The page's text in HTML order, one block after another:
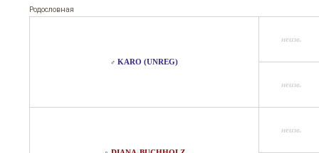
Родословная
♂ KARO (UNREG)
неизв.
неизв.
неизв.